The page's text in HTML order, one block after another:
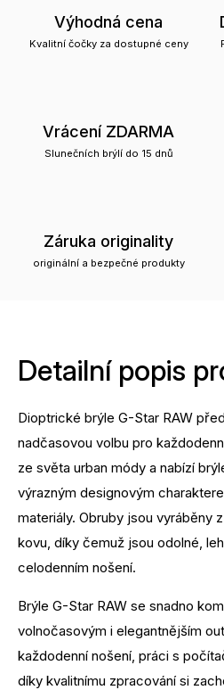
Výhodná cena
Kvalitní čočky za dostupné ceny
Vrácení ZDARMA
Slunečních brýlí do 15 dnů
Záruka originality
originální a bezpečné produkty
Detailní popis
Dioptrické brýle G-Star RAW
nadčasovou volbu pro
ze světa urban módy a nabízí
výrazným designovým
materiály. Obruby jsou vyráběny
kovu, díky čemuž jsou odolné,
celodenním nošení.
Brýle G-Star RAW se snadno
volnočasovým i elegantnějším
každodenní nošení, práci s
díky kvalitnímu zpracování si